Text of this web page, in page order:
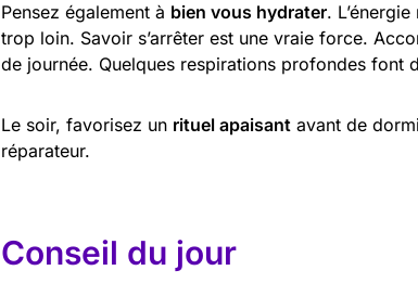
Pensez également à bien vous hydrater.
trop loin. Savoir s’arrêter est une vraie force.
de journée. Quelques respirations profondes font
Le soir, favorisez un rituel apaisant avant de
réparateur.
Conseil du jour